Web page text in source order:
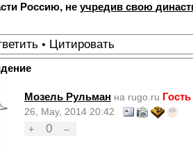
Россию, не учредив свою
• Цитировать
Мозель Рульман на rugo.ru Гость
26, May, 2014 20:42
+
0 –